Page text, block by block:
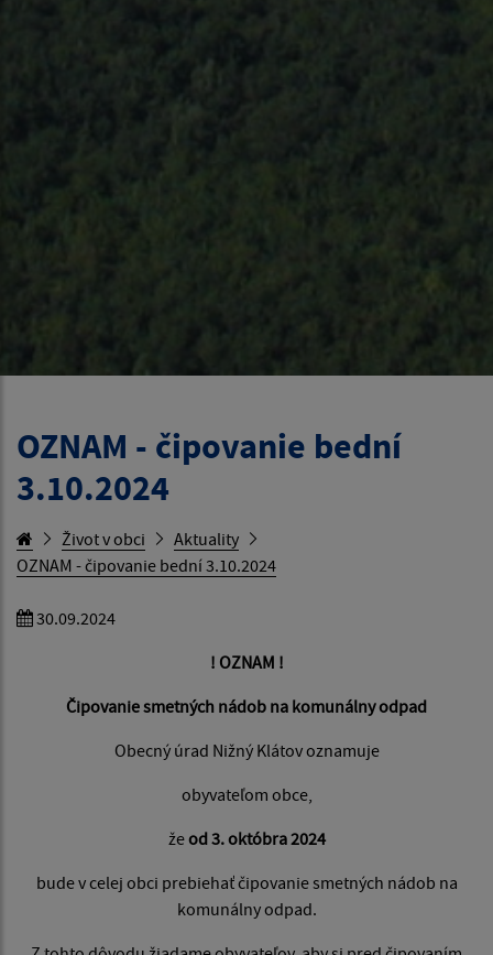
OZNAM - čipovanie bední
3.10.2024
Život v obci
Aktuality
OZNAM - čipovanie bední 3.10.2024
30.09.2024
! OZNAM !
Čipovanie smetných nádob na komunálny odpad
Obecný úrad Nižný Klátov oznamuje
obyvateľom obce,
žeod3. októbra 2024
bude v celej obci prebiehať čipovanie smetných nádob na
komunálny odpad.